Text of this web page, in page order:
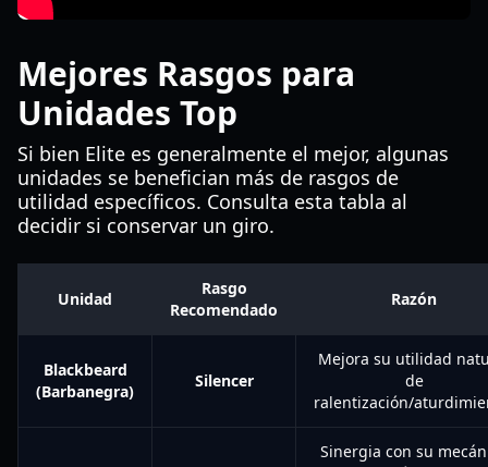
Mejores Rasgos para
Unidades Top
Si bien Elite es generalmente el mejor, algunas
unidades se benefician más de rasgos de
utilidad específicos. Consulta esta tabla al
decidir si conservar un giro.
Unidad
Rasgo
Recomendado
Razón
Blackbeard
(Barbanegra)
Silencer
Mejora su utilidad
de
ralentización/
Sinergia con su